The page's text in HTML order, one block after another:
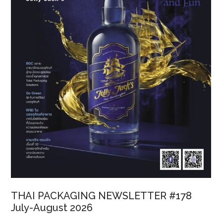
Driven
Factory”
THAI PACKAGING NEWSLETTER #178
July-August 2026